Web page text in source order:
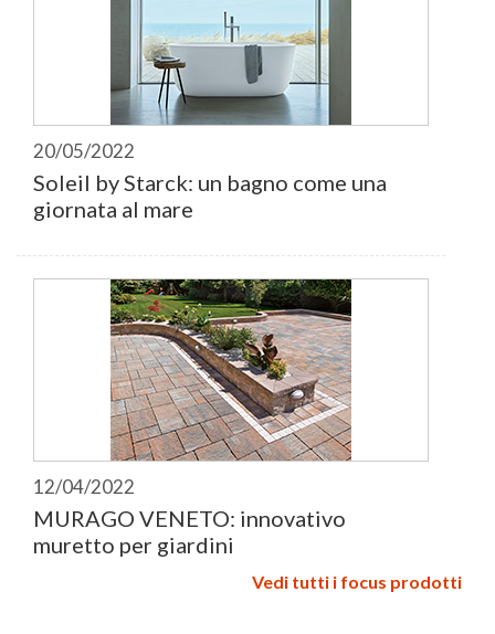
20/05/2022
Soleil by Starck: un bagno come una
giornata al mare
12/04/2022
MURAGO VENETO: innovativo
muretto per giardini
Vedi tutti i focus prodotti